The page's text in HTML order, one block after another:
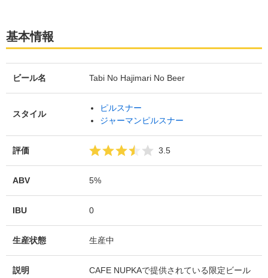
基本情報
ビール名 Tabi No Hajimari No Beer
スタイル
ピルスナー
ジャーマンピルスナー
評価 3.5
ABV 5%
IBU 0
生産状態 生産中
説明 CAFE NUPKAで提供されている限定ビール